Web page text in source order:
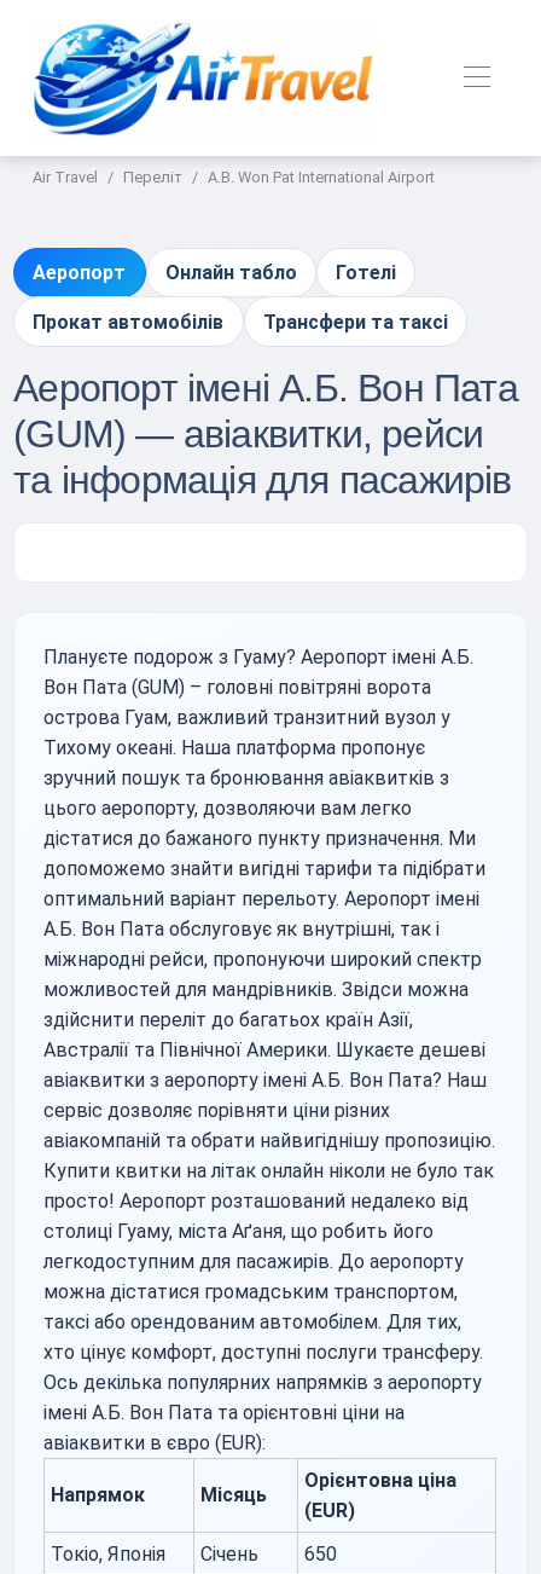
Air Travel Переліт A.B. Won Pat International Airport
Аеропорт Онлайн табло Готелі
Прокат автомобілів Трансфери та таксі
Аеропорт імені А.Б. Вон Пата
(GUM) — авіаквитки, рейси
та інформація для пасажирів
Плануєте подорож з Гуаму? Аеропорт імені А.Б.
Вон Пата (GUM) – головні повітряні ворота
острова Гуам, важливий транзитний вузол у
Тихому океані. Наша платформа пропонує
зручний пошук та бронювання авіаквитків з
цього аеропорту, дозволяючи вам легко
дістатися до бажаного пункту призначення. Ми
допоможемо знайти вигідні тарифи та підібрати
оптимальний варіант перельоту. Аеропорт імені
А.Б. Вон Пата обслуговує як внутрішні, так і
міжнародні рейси, пропонуючи широкий спектр
можливостей для мандрівників. Звідси можна
здійснити переліт до багатьох країн Азії,
Австралії та Північної Америки. Шукаєте дешеві
авіаквитки з аеропорту імені А.Б. Вон Пата? Наш
сервіс дозволяє порівняти ціни різних
авіакомпаній та обрати найвигіднішу пропозицію.
Купити квитки на літак онлайн ніколи не було так
просто! Аеропорт розташований недалеко від
столиці Гуаму, міста Аґаня, що робить його
легкодоступним для пасажирів. До аеропорту
можна дістатися громадським транспортом,
таксі або орендованим автомобілем. Для тих,
хто цінує комфорт, доступні послуги трансферу.
Ось декілька популярних напрямків з аеропорту
імені А.Б. Вон Пата та орієнтовні ціни на
авіаквитки в євро (EUR):
Напрямок Місяць
Орієнтовна ціна
(EUR)
Токіо, Японія
Січень
650